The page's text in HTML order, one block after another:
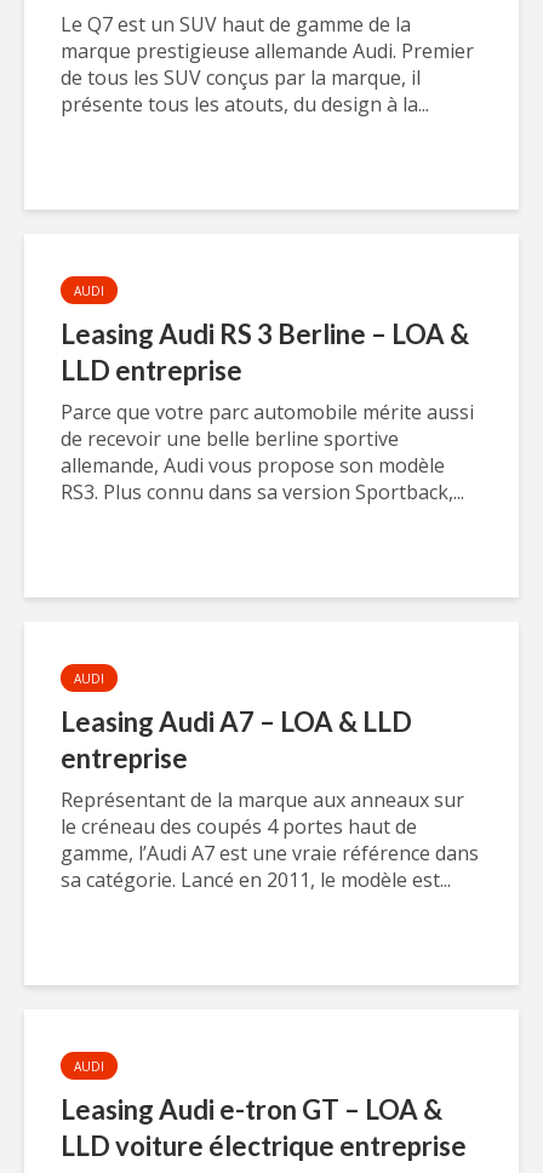
Le Q7 est un SUV haut de gamme de la
marque prestigieuse allemande Audi. Premier
de tous les SUV conçus par la marque, il
présente tous les atouts, du design à la...
AUDI
Leasing Audi RS 3 Berline – LOA &
LLD entreprise
Parce que votre parc automobile mérite aussi
de recevoir une belle berline sportive
allemande, Audi vous propose son modèle
RS3. Plus connu dans sa version Sportback,...
AUDI
Leasing Audi A7 – LOA & LLD
entreprise
Représentant de la marque aux anneaux sur
le créneau des coupés 4 portes haut de
gamme, l’Audi A7 est une vraie référence dans
sa catégorie. Lancé en 2011, le modèle est...
AUDI
Leasing Audi e-tron GT – LOA &
LLD voiture électrique entreprise